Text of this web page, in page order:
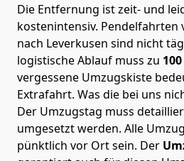
Die Entfernung ist zeit- und
kostenintensiv. Pendelfahrten
nach Leverkusen sind nicht
logistische Ablauf muss zu
vergessene Umzugskiste
Extrafahrt. Was die bei uns
Der Umzugstag muss
umgesetzt werden. Alle
pünktlich vor Ort sein. Der